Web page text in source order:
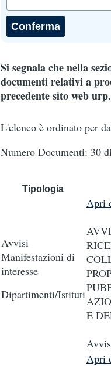
Si segnala che nella
documenti relativi a
precedente sito web
L'elenco è ordinato per
Numero Documenti: 30
Tipologia
Avvisi
Manifestazioni di
interesse
Dipartimenti/Istituti
Apri
E
Apri